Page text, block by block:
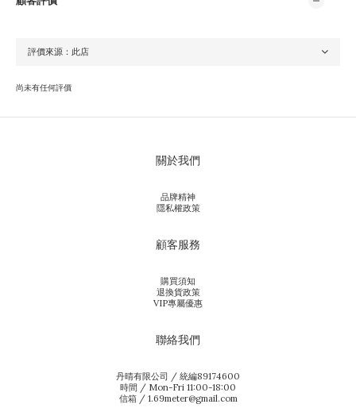
尚未有任何評價
關於我們
品牌精神
隱私權政策
顧客服務
購買須知
退換貨政策
VIP專屬優惠
聯絡我們
丹晴有限公司 / 統編89174600
時間 / Mon-Fri 11:00-18:00
信箱 / 1.69meter@gmail.com